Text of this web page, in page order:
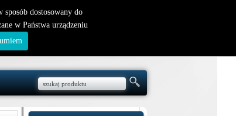
nowy klient
dostosowany do
w Państwa urządzeniu